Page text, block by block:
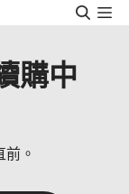
搜
尋
購中
。